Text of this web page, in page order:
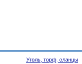
Уголь, торф, сланцы